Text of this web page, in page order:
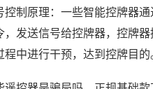
控制原理：一些智能控牌器
，发送信号给控牌器，控牌
中进行干预，达到控牌目的